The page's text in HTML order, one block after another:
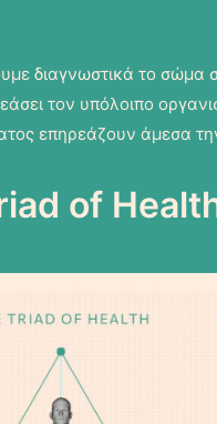
διαγνωστικά το
τον υπόλοιπο
επηρεάζουν άμεσα
of